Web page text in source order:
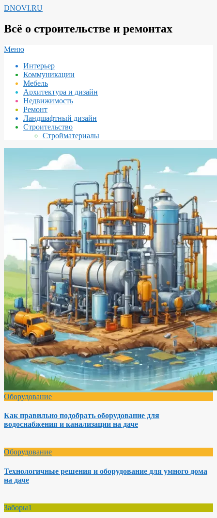
Перейти
содержимому
DNOVI.RU
Всё о строительстве и ремонтах
Вторичное
навигации
Меню
Интерьер
Коммуникации
Мебель
Архитектура и дизайн
Недвижимость
Ремонт
Ландшафтный дизайн
Строительство
Стройматериалы
Оборудование
Как правильно подобрать оборудование для
водоснабжения и канализации на даче
Оборудование
Технологичные решения и оборудование для умного дома
на даче
Заборы1